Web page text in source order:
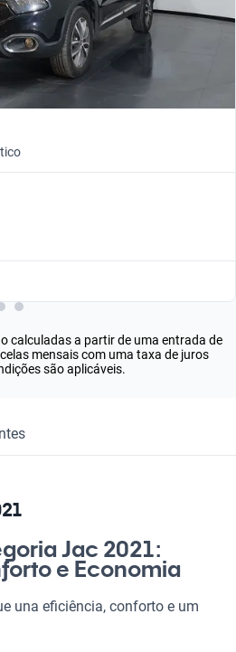
calculadas a partir de uma entrada de
mensais com uma taxa de juros
são aplicáveis.
Jac 2021:
e Economia
una eficiência, conforto e um
Jac 2021 são a escolha perfeita.